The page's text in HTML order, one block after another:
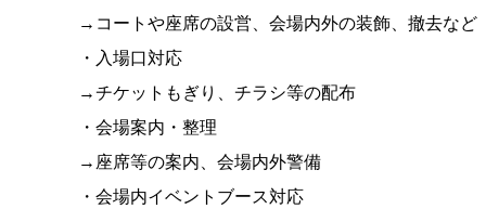
→コートや座席の設営、会場内外の装飾、撤去など
・入場口対応
→チケットもぎり、チラシ等の配布
・会場案内・整理
→座席等の案内、会場内外警備
・会場内イベントブース対応